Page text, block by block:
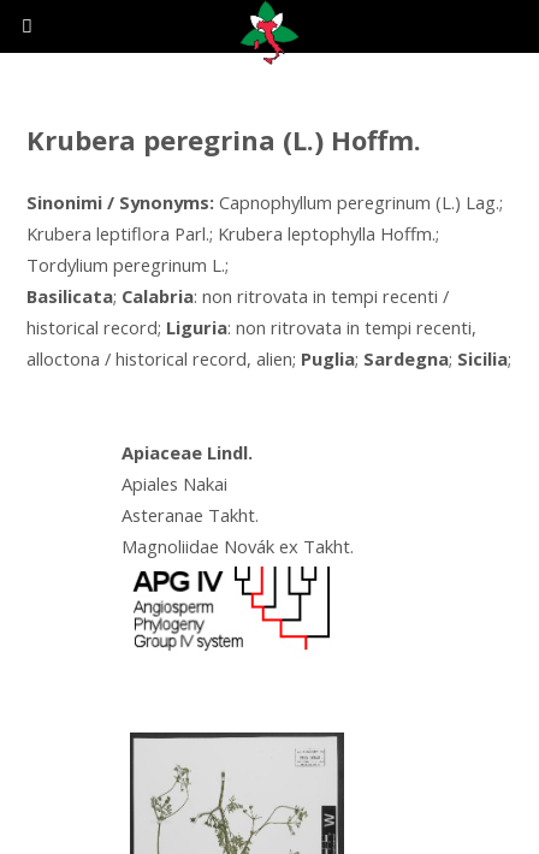
Krubera peregrina (L.) Hoffm.
Sinonimi / Synonyms:Capnophyllum peregrinum (L.) Lag.;
Krubera leptiflora Parl.; Krubera leptophylla Hoffm.;
Tordylium peregrinum L.;
Basilicata; Calabria: non ritrovata in tempi recenti /
historical record; Liguria: non ritrovata in tempi recenti,
alloctona / historical record, alien; Puglia; Sardegna; Sicilia;
Apiaceae Lindl.
Apiales Nakai
Asteranae Takht.
Magnoliidae Novák ex Takht.